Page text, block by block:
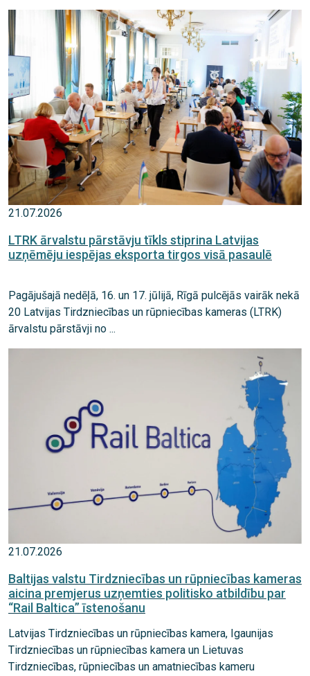
21.07.2026
LTRK ārvalstu pārstāvju tīkls stiprina Latvijas
uzņēmēju iespējas eksporta tirgos visā pasaulē
Pagājušajā nedēļā, 16. un 17. jūlijā, Rīgā pulcējās vairāk nekā
20 Latvijas Tirdzniecības un rūpniecības kameras (LTRK)
ārvalstu pārstāvji no ...
21.07.2026
Baltijas valstu Tirdzniecības un rūpniecības kameras
aicina premjerus uzņemties politisko atbildību par
“Rail Baltica” īstenošanu
Latvijas Tirdzniecības un rūpniecības kamera, Igaunijas
Tirdzniecības un rūpniecības kamera un Lietuvas
Tirdzniecības, rūpniecības un amatniecības kameru